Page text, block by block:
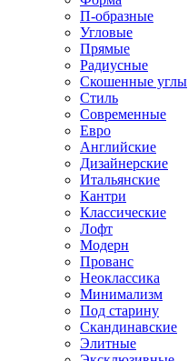
П-образные
Угловые
Прямые
Радиусные
Скошенные углы
Стиль
Современные
Евро
Английские
Дизайнерские
Итальянские
Кантри
Классические
Лофт
Модерн
Прованс
Неоклассика
Минимализм
Под старину
Скандинавские
Элитные